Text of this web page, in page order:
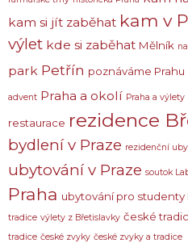
kam si jít zaběhat kam v
výlet kde si zaběhat Mělník
park Petřín poznáváme Prahu
advent Praha a okolí Praha a výlety
restaurace rezidence
bydlení v Praze rezidenční
ubytování v Praze soutok
Praha ubytování pro studenty
tradice výlety z Břetislavky české
tradice české zvyky české zvyky a tradice